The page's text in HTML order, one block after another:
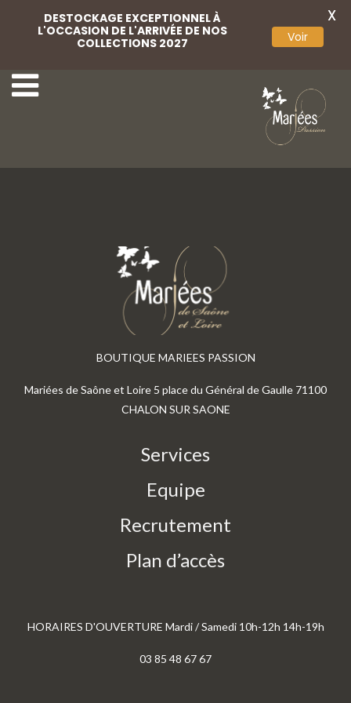
BOUTIQUE MARIEES PASSION
Mariées de Saône et Loire 5 place du Général de Gaulle 71100
CHALON SUR SAONE
Services
Equipe
Recrutement
Plan d’accès
HORAIRES D'OUVERTURE Mardi / Samedi 10h-12h 14h-19h
03 85 48 67 67
DESTOCKAGE EXCEPTIONNEL À
L'OCCASION DE L'ARRIVÉE DE NOS
COLLECTIONS 2027
Voir
X